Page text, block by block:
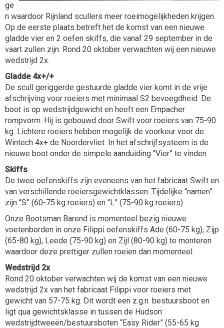
ge
n waardoor Rijnland scullers meer roeimogelijkheden krijgen.
Op de eerste plaats betreft het de komst van een nieuwe
gladde vier en 2 oefen skiffs, die vanaf 29 september in de
vaart zullen zijn. Rond 20 oktober verwachten wij een nieuwe
wedstrijd 2x.
Gladde 4x+/+
De scull geriggerde gestuurde gladde vier komt in de vrije
afschrijving voor roeiers met minimaal S2 bevoegdheid. De
boot is op wedstrijdgewicht en heeft een Empacher
rompvorm. Hij is gebouwd door Swift voor roeiers van 75-90
kg. Lichtere roeiers hebben mogelijk de voorkeur voor de
Wintech 4x+ de Noordervliet. In het afschrijfsysteem is de
nieuwe boot onder de simpele aanduiding “Vier” te vinden.
Skiffs
De twee oefenskiffs zijn eveneens van het fabricaat Swift en
van verschillende roeiersgewichtklassen. Tijdelijke “namen”
zijn “S” (60-75 kg roeiers) en “L” (75-90 kg roeiers).
Onze Bootsman Barend is momenteel bezig nieuwe
voetenborden in onze Filippi oefenskiffs Ade (60-75 kg), Zijp
(65-80 kg), Leede (75-90 kg) en Zijl (80-90 kg) te monteren
waardoor deze prettiger zullen roeien dan momenteel.
Wedstrijd 2x
Rond 20 oktober verwachten wij de komst van een nieuwe
wedstrijd 2x van het fabricaat Filippi voor roeiers met
gewicht van 57-75 kg. Dit wordt een z.g.n. bestuursboot en
ligt qua gewichtsklasse in tussen de Hudson
wedstrijdtweeën/bestuursboten “Easy Rider” (55-65 kg